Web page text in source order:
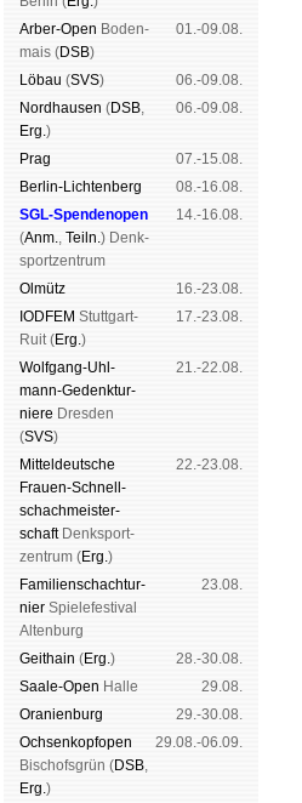
Arber-Open Boden­
mais (DSB)
01.-09.08.
Lö­bau (SVS)
06.-09.08.
Nord­hau­sen (DSB,
Erg.)
06.-09.08.
Prag
07.-15.08.
Berlin-Lich­ten­berg
08.-16.08.
SGL-Spenden­open
(Anm., Teiln.) Denk­
sport­zen­trum
14.-16.08.
Ol­mütz
16.-23.08.
IODFEM Stutt­gart-
Ruit (Erg.)
17.-23.08.
Wolf­gang-Uhl­
mann-Ge­denk­tur­
niere Dres­den
(SVS)
21.-22.08.
Mit­tel­deu­tsche
Frauen-Schnell­
schach­meis­ter­
schaftDenk­sport­
zen­trum (Erg.)
22.-23.08.
Familien­schach­tur­
nier Spiele­fes­ti­val
Al­ten­burg
23.08.
Geit­hain (Erg.)
28.-30.08.
Saale-Open Halle
29.08.
Oranien­burg
29.-30.08.
Och­sen­kopf­open
Bischofs­grün (DSB,
Erg.)
29.08.-06.09.